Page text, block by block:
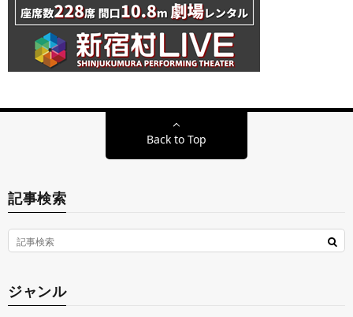
Back to Top
記事検索
ジャンル